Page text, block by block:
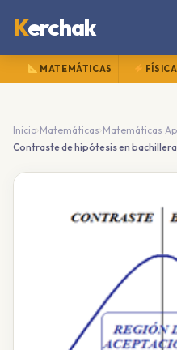
Kerchak
MATEMÁTICAS FÍSICA
Inicio›Matemáticas ›Matemáticas